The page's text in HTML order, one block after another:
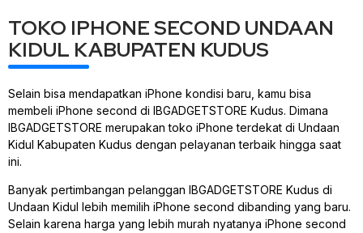
TOKO IPHONE SECOND UNDAAN
KIDUL KABUPATEN KUDUS
Selain bisa mendapatkan iPhone kondisi baru, kamu bisa
membeli iPhone second di IBGADGETSTORE Kudus. Dimana
IBGADGETSTORE merupakan toko iPhone terdekat di Undaan
Kidul Kabupaten Kudus dengan pelayanan terbaik hingga saat
ini.
Banyak pertimbangan pelanggan IBGADGETSTORE Kudus di
Undaan Kidul lebih memilih iPhone second dibanding yang baru.
Selain karena harga yang lebih murah nyatanya iPhone second